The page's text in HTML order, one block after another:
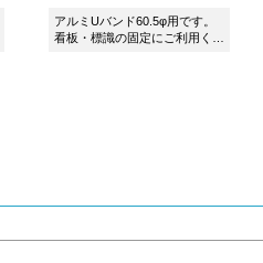
アルミUバンド60.5φ用です。
看板・標識の固定にご利用くだ